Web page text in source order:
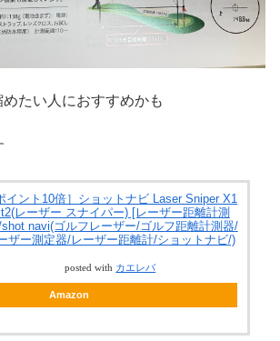
たい人におすすめかも
イント10倍］ショットナビ Laser Sniper X1
レーザー スナイパー) [レーザー距離計測
navi(ゴルフレーザー/ゴルフ距離計測器/
ザー測定器/レーザー距離計/ショットナビ/)
posted with カエレバ
Amazon